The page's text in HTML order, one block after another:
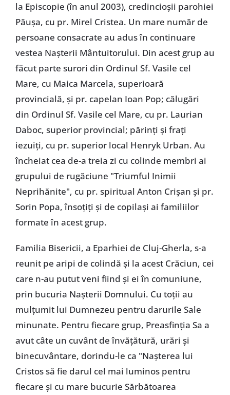
la Episcopie (în anul 2003), credincioșii parohiei
Păușa, cu pr. Mirel Cristea. Un mare număr de
persoane consacrate au adus în continuare
vestea Nașterii Mântuitorului. Din acest grup au
făcut parte surori din Ordinul Sf. Vasile cel
Mare, cu Maica Marcela, superioară
provincială, și pr. capelan Ioan Pop; călugări
din Ordinul Sf. Vasile cel Mare, cu pr. Laurian
Daboc, superior provincial; părinți și frați
iezuiți, cu pr. superior local Henryk Urban. Au
încheiat cea de-a treia zi cu colinde membri ai
grupului de rugăciune "Triumful Inimii
Neprihănite", cu pr. spiritual Anton Crișan și pr.
Sorin Popa, însoțiți și de copilași ai familiilor
formate în acest grup.
Familia Bisericii, a Eparhiei de Cluj-Gherla, s-a
reunit pe aripi de colindă și la acest Crăciun, cei
care n-au putut veni fiind și ei în comuniune,
prin bucuria Nașterii Domnului. Cu toții au
mulțumit lui Dumnezeu pentru darurile Sale
minunate. Pentru fiecare grup, Preasfinția Sa a
avut câte un cuvânt de învățătură, urări și
binecuvântare, dorindu-le ca "Nașterea lui
Cristos să fie darul cel mai luminos pentru
fiecare și cu mare bucurie Sărbătoarea